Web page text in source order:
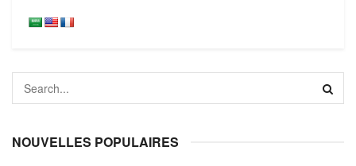
NOUVELLES POPULAIRES